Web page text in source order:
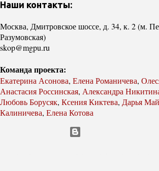
Наши контакты:
Москва, Дмитровское шоссе, д. 34, к. 2 (м.
Разумовская)
skop@mgpu.ru
Команда проекта:
Екатерина Асонова, Елена Романичева,
Анастасия Россинская, Александра
Любовь Борусяк, Ксения Киктева, Дарья
Калиничева, Елена Котова